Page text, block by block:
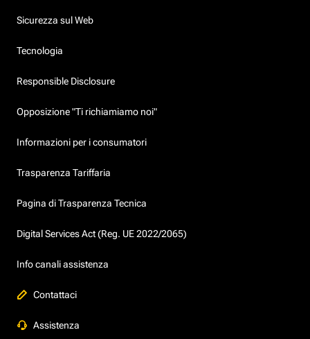
Sicurezza sul Web
Tecnologia
Responsible Disclosure
Opposizione "Ti richiamiamo noi"
Informazioni per i consumatori
Trasparenza Tariffaria
Pagina di Trasparenza Tecnica
Digital Services Act (Reg. UE 2022/2065)
Info canali assistenza
Contattaci
Assistenza